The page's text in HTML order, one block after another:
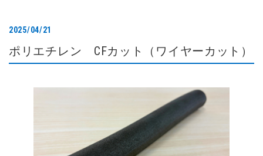
2025/04/21
ポリエチレン CFカット（ワイヤーカット）